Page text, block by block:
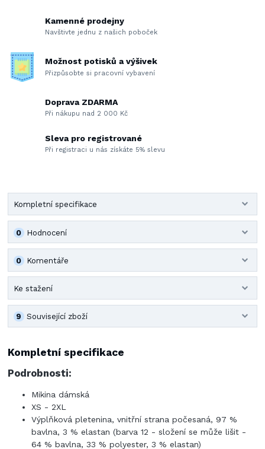
Kamenné prodejny
Navštivte jednu z našich poboček
Možnost potisků a výšivek
Přizpůsobte si pracovní vybavení
Doprava ZDARMA
Při nákupu nad 2 000 Kč
Sleva pro registrované
Při registraci u nás získáte 5% slevu
Kompletní specifikace
Hodnocení
0
Komentáře
0
Ke stažení
Související zboží
9
Kompletní specifikace
Podrobnosti:
Mikina dámská
XS - 2XL
Výplňková pletenina, vnitřní strana počesaná, 97 %
bavlna, 3 % elastan (barva 12 - složení se může lišit -
64 % bavlna, 33 % polyester, 3 % elastan)